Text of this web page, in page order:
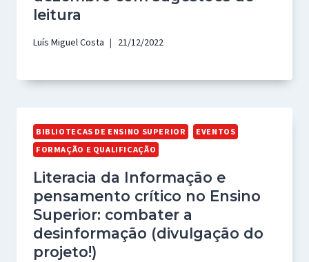
leitura
Luís Miguel Costa 21/12/2022
BIBLIOTECAS DE ENSINO SUPERIOR
EVENTOS
FORMAÇÃO E QUALIFICAÇÃO
Literacia da Informação e
pensamento crítico no Ensino
Superior: combater a
desinformação (divulgação do
projeto!)